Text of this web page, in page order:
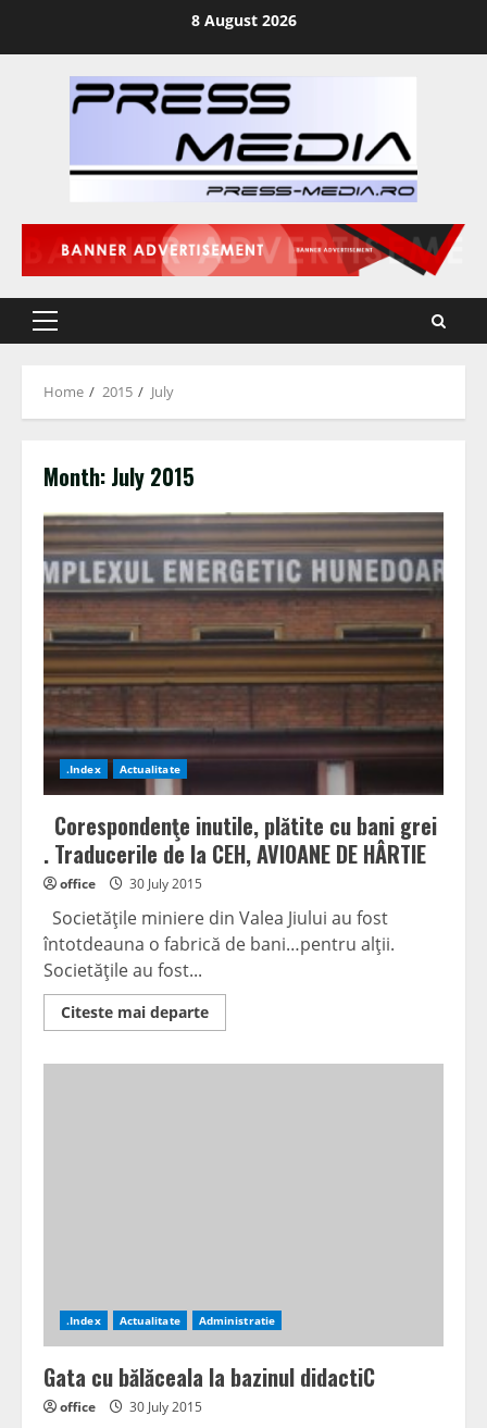
8 August 2026
Primary
Home 2015 July
Month: July 2015
.Index Actualitate
Corespondenţe inutile, plătite cu bani grei
. Traducerile de la CEH, AVIOANE DE HÂRTIE
office 30 July 2015
Societăţile miniere din Valea Jiului au fost
întotdeauna o fabrică de bani…pentru alţii.
Societăţile au fost...
Citeste mai departeRead
more
.Index Actualitate Administratie
Gata cu bălăceala la bazinul didactiC
office 30 July 2015